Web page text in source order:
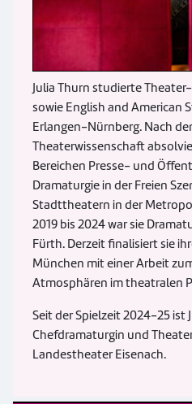
Julia Thurn studierte
sowie English and American
Erlangen-Nürnberg. Nach
Theaterwissenschaft
Bereichen Presse- und
Dramaturgie in der Freien
Stadttheatern in der
2019 bis 2024 war sie
Fürth. Derzeit finalisiert sie
München mit einer Arbeit
Atmosphären im theatralen
Seit der Spielzeit 2024-25 ist
Chefdramaturgin und
Landestheater Eisenach.